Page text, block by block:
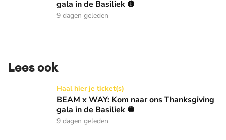
gala in de Basiliek 🪩
9 dagen geleden
Lees ook
BEAM x WAY: Kom naar ons Thanksgiving gala in de
Haal hier je ticket(s)
BEAM x WAY: Kom naar ons Thanksgiving
gala in de Basiliek 🪩
9 dagen geleden